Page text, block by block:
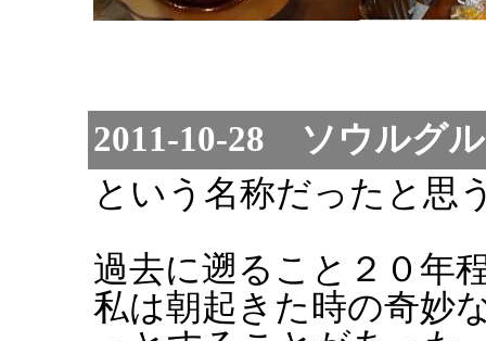
2011-10-28 ソウルグ
という名称だったと思
過去に遡ること２０年
私は朝起きた時の奇妙